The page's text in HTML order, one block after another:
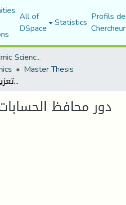
All of
DSpace Statistics Profils
Faculty of Economic Sciences, Commerce and Management Sciences
Master Thesis
دور محافظ الحسابات في تعزيز الثقة بالقوائم المالية
دور محافظ